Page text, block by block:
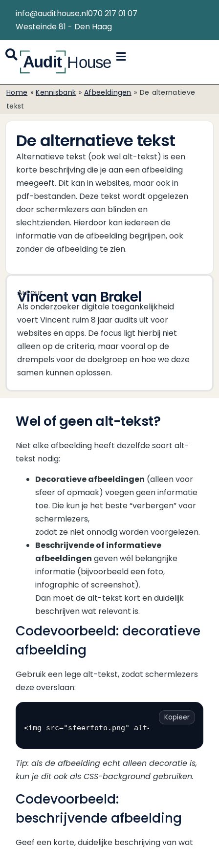
info@audithouse.nl070 217 01 07
Westeinde 81 - Den Haag
Home »Kennisbank »Afbeeldingen » De alternatieve
tekst
De alternatieve tekst
Alternatieve tekst (ook wel alt-tekst) is een
korte beschrijving die je aan een afbeelding
meegeeft. Dit kan in websites, maar ook in
pdf-bestanden. Deze tekst wordt opgelezen
door schermlezers aan blinden en
slechtzienden. Hierdoor kan iedereen de
informatie van de afbeelding begrijpen, ook
zonder de afbeelding te zien.
Auteur
Vincent van Brakel
Als onderzoeker digitale toegankelijkheid
voert Vincent ruim 8 jaar audits uit voor
websites en apps. De focus ligt hierbij niet
alleen op de criteria, maar vooral op de
drempels voor de doelgroep en hoe we deze
samen kunnen oplossen.
Wel of geen alt-tekst?
Niet elke afbeelding heeft dezelfde soort alt-
tekst nodig:
Decoratieve afbeeldingen (alleen voor
sfeer of opmaak) voegen geen informatie
toe. Die kun je het beste “verbergen” voor
schermlezers,
zodat ze niet onnodig worden voorgelezen.
Beschrijvende of informatieve
afbeeldingen geven wél belangrijke
informatie (bijvoorbeeld een foto,
infographic of screenshot).
Dan moet de alt-tekst kort en duidelijk
beschrijven wat relevant is.
Codevoorbeeld: decoratieve
afbeelding
Gebruik een lege alt-tekst, zodat schermlezers
deze overslaan:
Kopieer
Tip: als de afbeelding echt alleen decoratie is,
kun je dit ook als CSS-background gebruiken.
Codevoorbeeld:
beschrijvende afbeelding
Geef een korte, duidelijke beschrijving van wat